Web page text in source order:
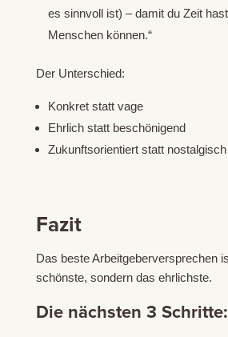
es sinnvoll ist) – damit du Zeit
Menschen können.“
Der Unterschied:
Konkret statt vage
Ehrlich statt beschönigend
Zukunftsorientiert statt nostalgisch
Fazit
Das beste Arbeitgeberversprechen
schönste, sondern das ehrlichste.
Die nächsten 3 Schritte: